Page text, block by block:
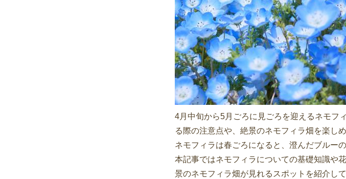
4月中旬から5月ごろに見ごろを迎えるネモフ
る際の注意点や、絶景のネモフィラ畑を楽し
ネモフィラは春ごろになると、澄んだブルー
本記事ではネモフィラについての基礎知識や
景のネモフィラ畑が見れるスポットを紹介し